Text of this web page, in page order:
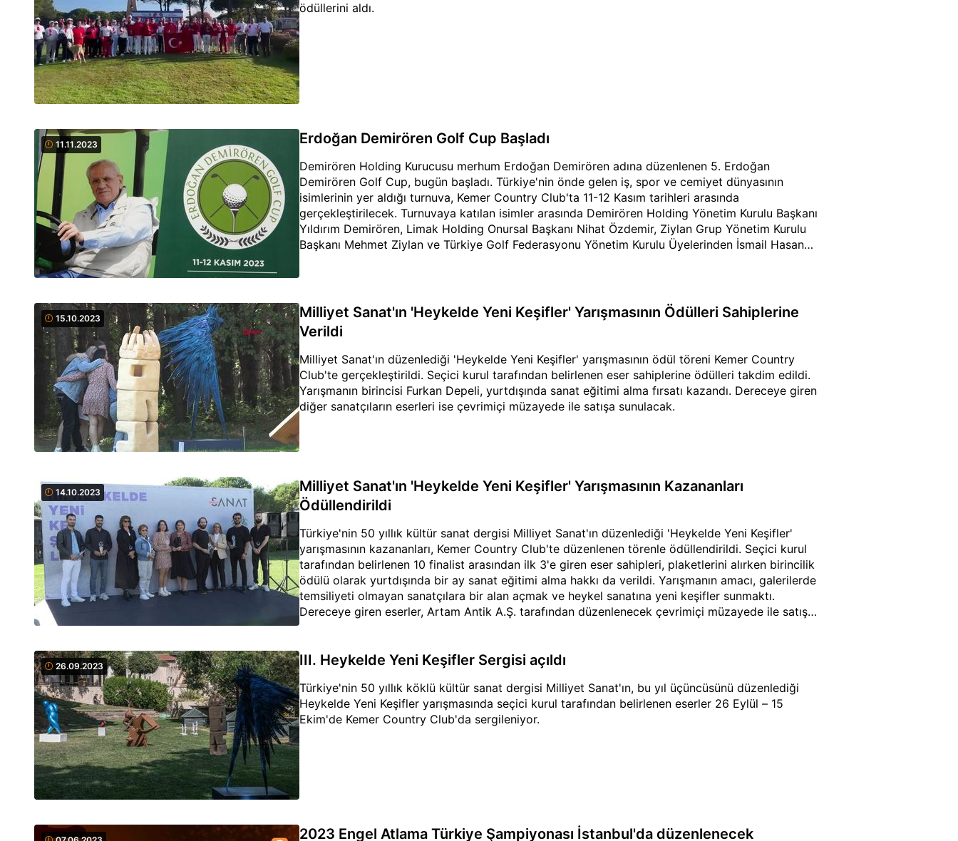
ödüllerini aldı.
11.11.2023 Erdoğan Demirören Golf Cup Başladı
Demirören Holding Kurucusu merhum Erdoğan Demirören adına düzenlenen 5. Erdoğan
Demirören Golf Cup, bugün başladı. Türkiye'nin önde gelen iş, spor ve cemiyet dünyasının
isimlerinin yer aldığı turnuva, Kemer Country Club'ta 11-12 Kasım tarihleri arasında
gerçekleştirilecek. Turnuvaya katılan isimler arasında Demirören Holding Yönetim Kurulu Başkanı
Yıldırım Demirören, Limak Holding Onursal Başkanı Nihat Özdemir, Ziylan Grup Yönetim Kurulu
Başkanı Mehmet Ziylan ve Türkiye Golf Federasyonu Yönetim Kurulu Üyelerinden İsmail Hasan
15.10.2023
Milliyet Sanat'ın 'Heykelde Yeni Keşifler' Yarışmasının Ödülleri Sahiplerine
Verildi
Milliyet Sanat'ın düzenlediği 'Heykelde Yeni Keşifler' yarışmasının ödül töreni Kemer Country
Club'te gerçekleştirildi. Seçici kurul tarafından belirlenen eser sahiplerine ödülleri takdim edildi.
Yarışmanın birincisi Furkan Depeli, yurtdışında sanat eğitimi alma fırsatı kazandı. Dereceye giren
diğer sanatçıların eserleri ise çevrimiçi müzayede ile satışa sunulacak.
14.10.2023
Milliyet Sanat'ın 'Heykelde Yeni Keşifler' Yarışmasının Kazananları
Ödüllendirildi
Türkiye'nin 50 yıllık kültür sanat dergisi Milliyet Sanat'ın düzenlediği 'Heykelde Yeni Keşifler'
yarışmasının kazananları, Kemer Country Club'te düzenlenen törenle ödüllendirildi. Seçici kurul
tarafından belirlenen 10 finalist arasından ilk 3'e giren eser sahipleri, plaketlerini alırken birincilik
ödülü olarak yurtdışında bir ay sanat eğitimi alma hakkı da verildi. Yarışmanın amacı, galerilerde
temsiliyeti olmayan sanatçılara bir alan açmak ve heykel sanatına yeni keşifler sunmaktı.
Dereceye giren eserler, Artam Antik A.Ş. tarafından düzenlenecek çevrimiçi müzayede ile satışa
26.09.2023 III. Heykelde Yeni Keşifler Sergisi açıldı
Türkiye'nin 50 yıllık köklü kültür sanat dergisi Milliyet Sanat'ın, bu yıl üçüncüsünü düzenlediği
Heykelde Yeni Keşifler yarışmasında seçici kurul tarafından belirlenen eserler 26 Eylül – 15
Ekim'de Kemer Country Club'da sergileniyor.
2023 Engel Atlama Türkiye Şampiyonası İstanbul'da düzenlenecek